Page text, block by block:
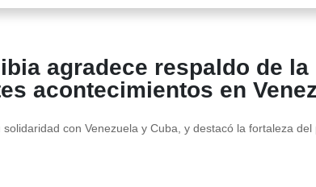
agradece respaldo de
acontecimientos en
con Venezuela y Cuba, y destacó la fortaleza